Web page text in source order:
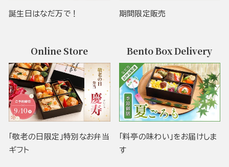
誕生日はなだ万で！ 期間限定販売
Online Store
「敬老の日限定」特別なお弁当
ギフト
Bento Box Delivery
「料亭の味わい」をお届けしま
す